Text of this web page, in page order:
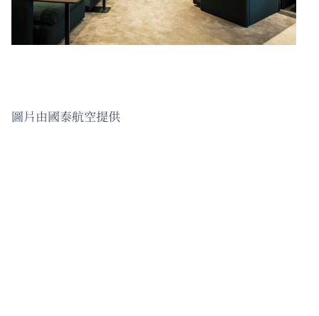
圖片由國泰航空提供